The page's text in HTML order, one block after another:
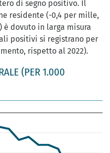
di segno positivo. Il
residente (-0,4 per mille,
è dovuto in larga misura
positivi si registrano per
rispetto al 2022).
(PER 1.000